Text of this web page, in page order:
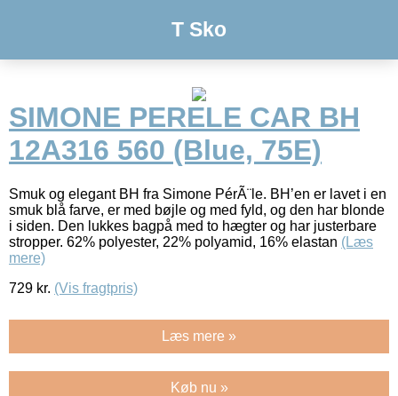
T Sko
SIMONE PERELE CAR BH
12A316 560 (Blue, 75E)
Smuk og elegant BH fra Simone PérÃ¨le. BH’en er lavet i en
smuk blå farve, er med bøjle og med fyld, og den har blonde
i siden. Den lukkes bagpå med to hægter og har justerbare
stropper. 62% polyester, 22% polyamid, 16% elastan (Læs
mere)
729 kr. (Vis fragtpris)
Læs mere »
Køb nu »